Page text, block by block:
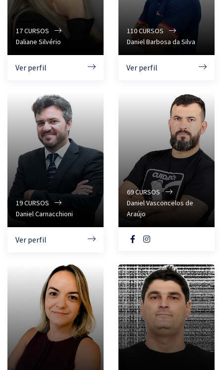
17CURSOS
Daliane Silvério
Ver perfil
110CURSOS
Daniel Barbosa da Silva
Ver perfil
19CURSOS
Daniel Carnacchioni
Ver perfil
69CURSOS
Daniel Vasconcelos de
Araújo